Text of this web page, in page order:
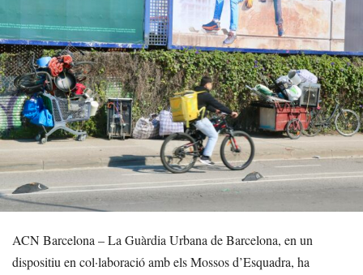
ACN Barcelona – La Guàrdia Urbana de Barcelona, en un
dispositiu en col·laboració amb els Mossos d’Esquadra, ha